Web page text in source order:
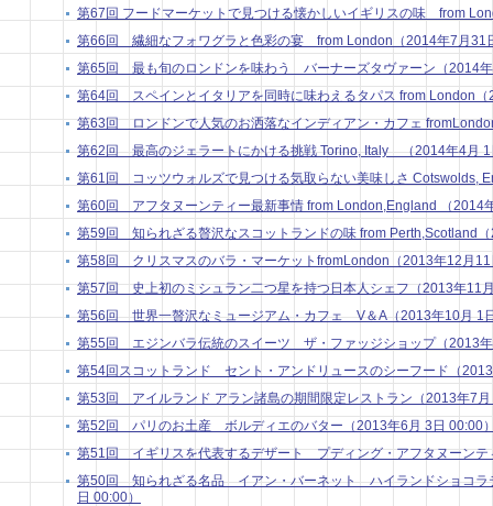
第67回 フードマーケットで見つける懐かしいイギリスの味 from
第66回 繊細なフォワグラと色彩の宴 from London（2014年7月31
第65回 最も旬のロンドンを味わう バーナーズタヴァーン（2014
第64回 スペインとイタリアを同時に味わえるタパス from London（
第63回 ロンドンで人気のお洒落なインディアン・カフェ
第62回 最高のジェラートにかける挑戦 Torino, Italy （2014年4月 1
第61回 コッツウォルズで見つける気取らない美味しさ Cotswolds,
第60回 アフタヌーンティー最新事情 from London,England （2014
第59回 知られざる贅沢なスコットランドの味 from Perth,Scotland
第58回 クリスマスのバラ・マーケットfromLondon（2013年12月11
第57回 史上初のミシュラン二つ星を持つ日本人シェフ（2013年11
第56回 世界一贅沢なミュージアム・カフェ V＆A（2013年10月 1
第55回 エジンバラ伝統のスイーツ ザ・ファッジショップ（2013
第54回スコットランド セント・アンドリュースのシーフード（
第53回 アイルランド アラン諸島の期間限定レストラン（2013年7
第52回 パリのお土産 ボルディエのバター（2013年6月 3日 00:00
第51回 イギリスを代表するデザート プディング・アフタヌーンテ
第50回 知られざる名品 イアン・バーネット ハイランドショコラ
日 00:00）